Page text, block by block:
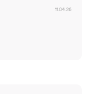
11.04.26